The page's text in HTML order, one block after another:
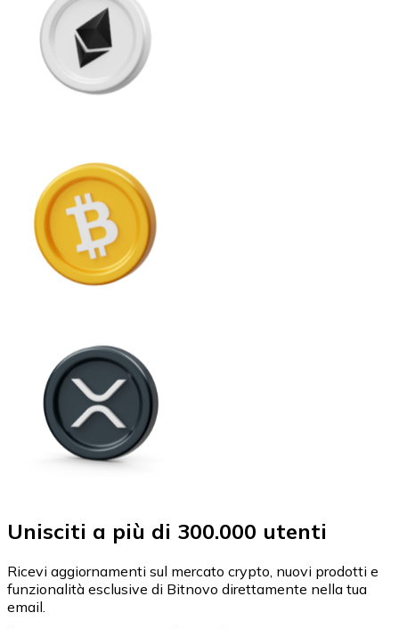
Unisciti a più di 300.000 utenti
Ricevi aggiornamenti sul mercato crypto, nuovi prodotti e
funzionalità esclusive di Bitnovo direttamente nella tua
email.